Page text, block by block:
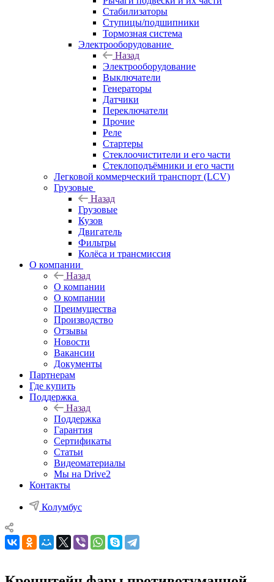
Стабилизаторы
Ступицы/подшипники
Тормозная система
Электрооборудование
Назад
Электрооборудование
Выключатели
Генераторы
Датчики
Переключатели
Прочие
Реле
Стартеры
Стеклоочистители и его части
Стеклоподъёмники и его части
Легковой коммерческий транспорт (LCV)
Грузовые
Назад
Грузовые
Кузов
Двигатель
Фильтры
Колёса и трансмиссия
О компании
Назад
О компании
О компании
Преимущества
Производство
Отзывы
Новости
Вакансии
Документы
Партнерам
Где купить
Поддержка
Назад
Поддержка
Гарантия
Сертификаты
Статьи
Видеоматериалы
Мы на Drive2
Контакты
Колумбус